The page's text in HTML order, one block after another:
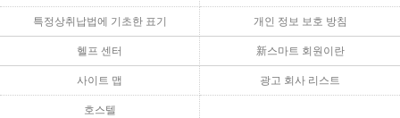
특정상취납법에 기초한 표기 개인 정보 보호 방침
헬프 센터 新스마트 회원이란
사이트 맵 광고 회사 리스트
호스텔